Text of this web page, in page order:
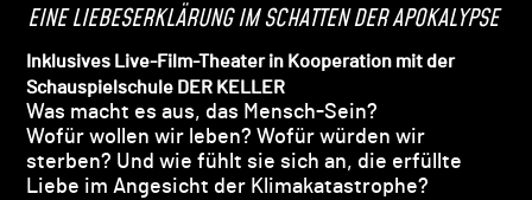
Ensemble
EINE LIEBESERKLÄRUNG IM SCHATTEN DER APOKALYPSE
Inklusives Live-Film-Theater in Kooperation mit der
Schauspielschule DER KELLER
Was macht es aus, das Mensch-Sein?
Wofür wollen wir leben? Wofür würden wir
sterben? Und wie fühlt sie sich an, die erfüllte
Liebe im Angesicht der Klimakatastrophe?